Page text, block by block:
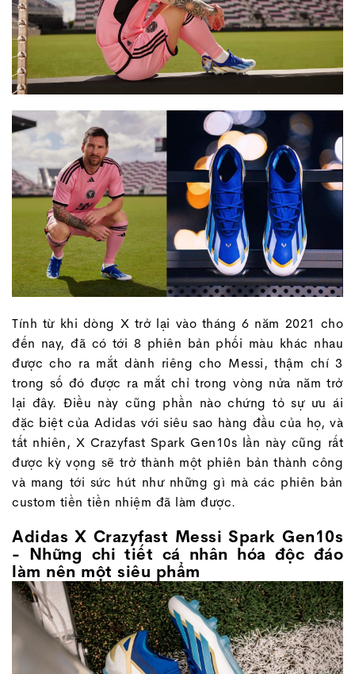
Tính từ khi dòng X trở lại vào tháng 6 năm 2021 cho
đến nay, đã có tới 8 phiên bản phối màu khác nhau
được cho ra mắt dành riêng cho Messi, thậm chí 3
trong số đó được ra mắt chỉ trong vòng nửa năm trở
lại đây. Điều này cũng phần nào chứng tỏ sự ưu ái
đặc biệt của Adidas với siêu sao hàng đầu của họ, và
tất nhiên, X Crazyfast Spark Gen10s lần này cũng rất
được kỳ vọng sẽ trở thành một phiên bản thành công
và mang tới sức hút như những gì mà các phiên bản
custom tiền tiền nhiệm đã làm được.
Adidas X Crazyfast Messi Spark Gen10s
- Những chi tiết cá nhân hóa độc đáo
làm nên một siêu phẩm